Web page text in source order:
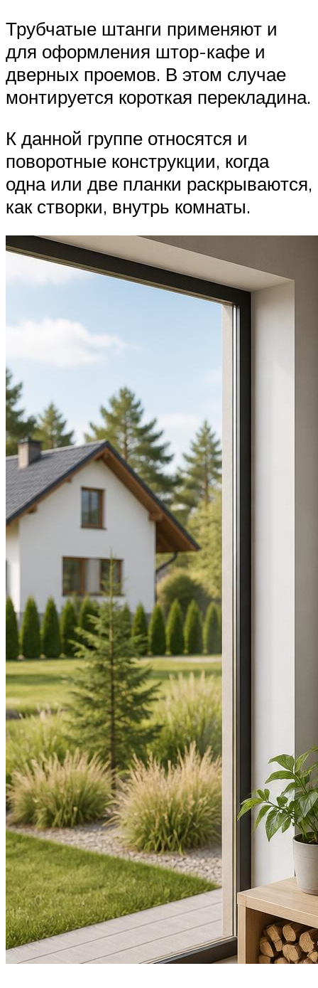
Трубчатые штанги применяют и
для оформления штор-кафе и
дверных проемов. В этом случае
монтируется короткая перекладина.
К данной группе относятся и
поворотные конструкции, когда
одна или две планки раскрываются,
как створки, внутрь комнаты.